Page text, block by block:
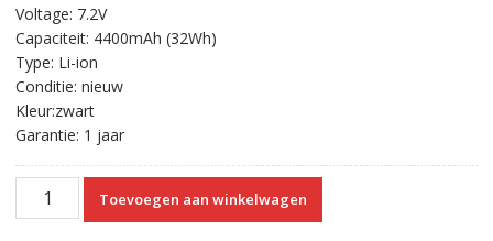
was:
€56.54.€32.37.
Voltage: 7.2V
Capaciteit: 4400mAh (32Wh)
Type: Li-ion
Conditie: nieuw
Kleur:zwart
Garantie: 1 jaar
Originele
Toevoegen aan winkelwagen